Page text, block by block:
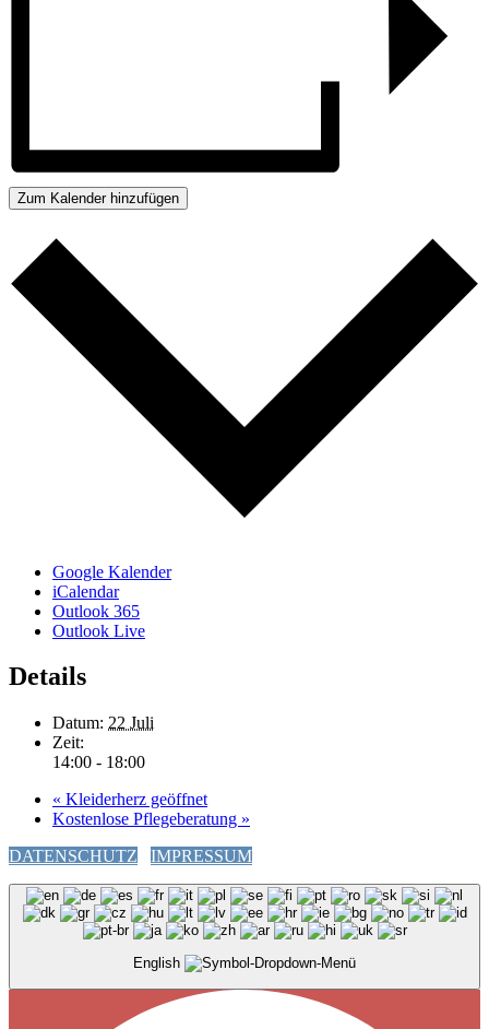
Zum Kalender hinzufügen
Google Kalender
iCalendar
Outlook 365
Outlook Live
Details
Datum: 22 Juli
Zeit:
14:00 - 18:00
« Kleiderherz geöffnet
Kostenlose Pflegeberatung »
DATENSCHUTZ
IMPRESSUM
English